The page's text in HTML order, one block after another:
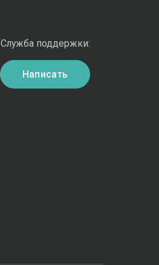
Служба поддержки:
Написать